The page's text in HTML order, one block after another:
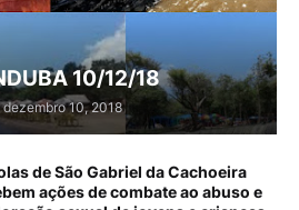
10/12/18
dezembro 10, 2018
de São Gabriel da Cachoeira
ações de combate ao abuso e